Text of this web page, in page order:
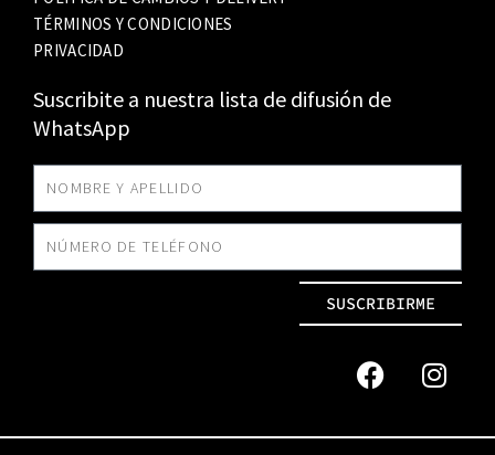
TÉRMINOS Y CONDICIONES
PRIVACIDAD
Suscribite a nuestra lista de difusión de
WhatsApp
SUSCRIBIRME